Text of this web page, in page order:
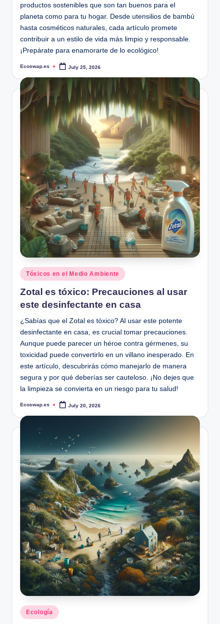
productos sostenibles que son tan buenos para el
planeta como para tu hogar. Desde utensilios de bambú
hasta cosméticos naturales, cada artículo promete
contribuir a un estilo de vida más limpio y responsable.
¡Prepárate para enamorarte de lo ecológico!
Posted
Ecoswap.es July 25, 2026
Posted
in
Tóxicos en el Medio Ambiente
Zotal es tóxico: Precauciones al usar
este desinfectante en casa
¿Sabías que el Zotal es tóxico? Al usar este potente
desinfectante en casa, es crucial tomar precauciones.
Aunque puede parecer un héroe contra gérmenes, su
toxicidad puede convertirlo en un villano inesperado. En
este artículo, descubrirás cómo manejarlo de manera
segura y por qué deberías ser cauteloso. ¡No dejes que
la limpieza se convierta en un riesgo para tu salud!
Posted
Ecoswap.es July 20, 2026
Posted
in
Ecología